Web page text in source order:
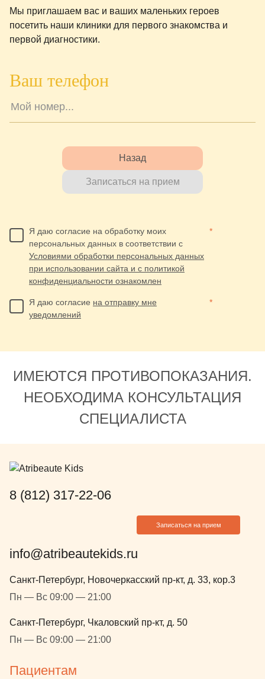
Мы приглашаем вас и ваших маленьких героев
посетить наши клиники для первого знакомства и
первой диагностики.
Ваш телефон
Назад
Записаться на прием
Я даю согласие на обработку моих
персональных данных в соответствии с
Условиями обработки персональных данных
при использовании сайта и с политикой
конфиденциальности ознакомлен
*
Я даю согласие на отправку мне
уведомлений
*
ИМЕЮТСЯ ПРОТИВОПОКАЗАНИЯ.
НЕОБХОДИМА КОНСУЛЬТАЦИЯ
СПЕЦИАЛИСТА
8 (812) 317-22-06
Записаться на прием
info@atribeautekids.ru
Санкт-Петербург, Новочеркасский пр-кт, д. 33, кор.3
Пн — Вс 09:00 — 21:00
Санкт-Петербург, Чкаловский пр-кт, д. 50
Пн — Вс 09:00 — 21:00
Пациентам